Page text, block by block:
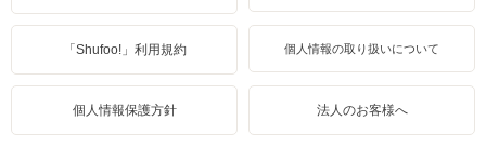
「Shufoo!」利用規約 個人情報の取り扱いについて
個人情報保護方針 法人のお客様へ